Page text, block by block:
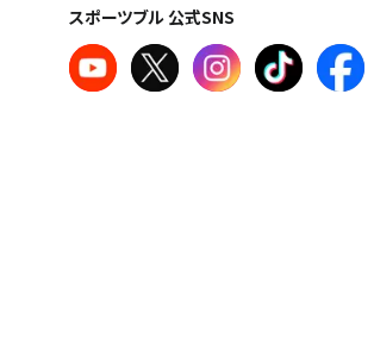
スポーツブル 公式SNS